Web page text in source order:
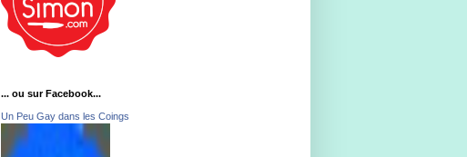
... ou sur Facebook...
Un Peu Gay dans les Coings